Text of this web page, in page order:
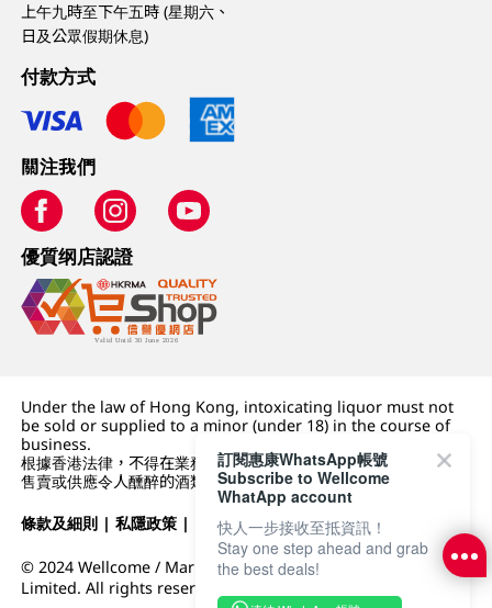
上午九時至下午五時 (星期六、
日及公眾假期休息)
付款方式
關注我們
優質纲店認證
Under the law of Hong Kong, intoxicating liquor must not
be sold or supplied to a minor (under 18) in the course of
business.
根據香港法律，不得在業務過程中，向未成年人 (18 歲以下人士)
售賣或供應令人醺醉的酒類。
條款及細則 |私隱政策 | DFI零售集團
© 2024 Wellcome / Market Place. The Dairy Farm Company
Limited. All rights reserved.
訂閱惠康WhatsApp帳號
Subscribe to Wellcome
WhatApp account
快人一步接收至抵資訊！
Stay one step ahead and grab
the best deals!